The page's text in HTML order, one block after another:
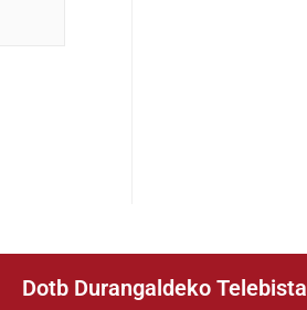
Dotb Durangaldeko Telebista